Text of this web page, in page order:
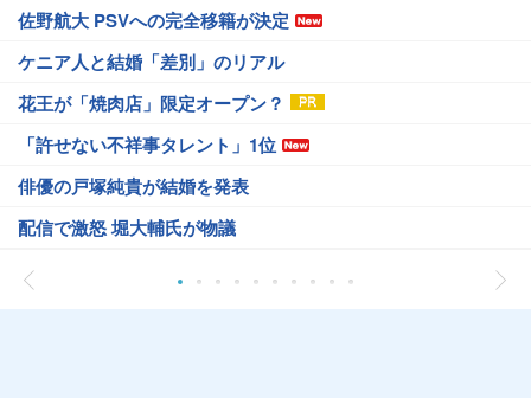
佐野航大 PSVへの完全移籍が決定
ケニア人と結婚「差別」のリアル
花王が「焼肉店」限定オープン？
「許せない不祥事タレント」1位
俳優の戸塚純貴が結婚を発表
配信で激怒 堀大輔氏が物議